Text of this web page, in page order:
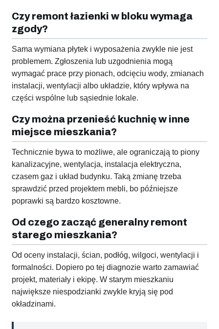
Czy remont łazienki w bloku wymaga
zgody?
Sama wymiana płytek i wyposażenia zwykle nie jest
problemem. Zgłoszenia lub uzgodnienia mogą
wymagać prace przy pionach, odcięciu wody, zmianach
instalacji, wentylacji albo układzie, który wpływa na
części wspólne lub sąsiednie lokale.
Czy można przenieść kuchnię w inne
miejsce mieszkania?
Technicznie bywa to możliwe, ale ograniczają to piony
kanalizacyjne, wentylacja, instalacja elektryczna,
czasem gaz i układ budynku. Taką zmianę trzeba
sprawdzić przed projektem mebli, bo późniejsze
poprawki są bardzo kosztowne.
Od czego zacząć generalny remont
starego mieszkania?
Od oceny instalacji, ścian, podłóg, wilgoci, wentylacji i
formalności. Dopiero po tej diagnozie warto zamawiać
projekt, materiały i ekipę. W starym mieszkaniu
największe niespodzianki zwykle kryją się pod
okładzinami.